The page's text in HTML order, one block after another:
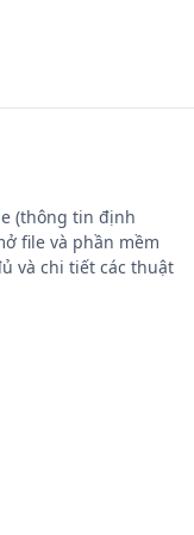
(thông tin định
file và phần mềm
và chi tiết các thuật